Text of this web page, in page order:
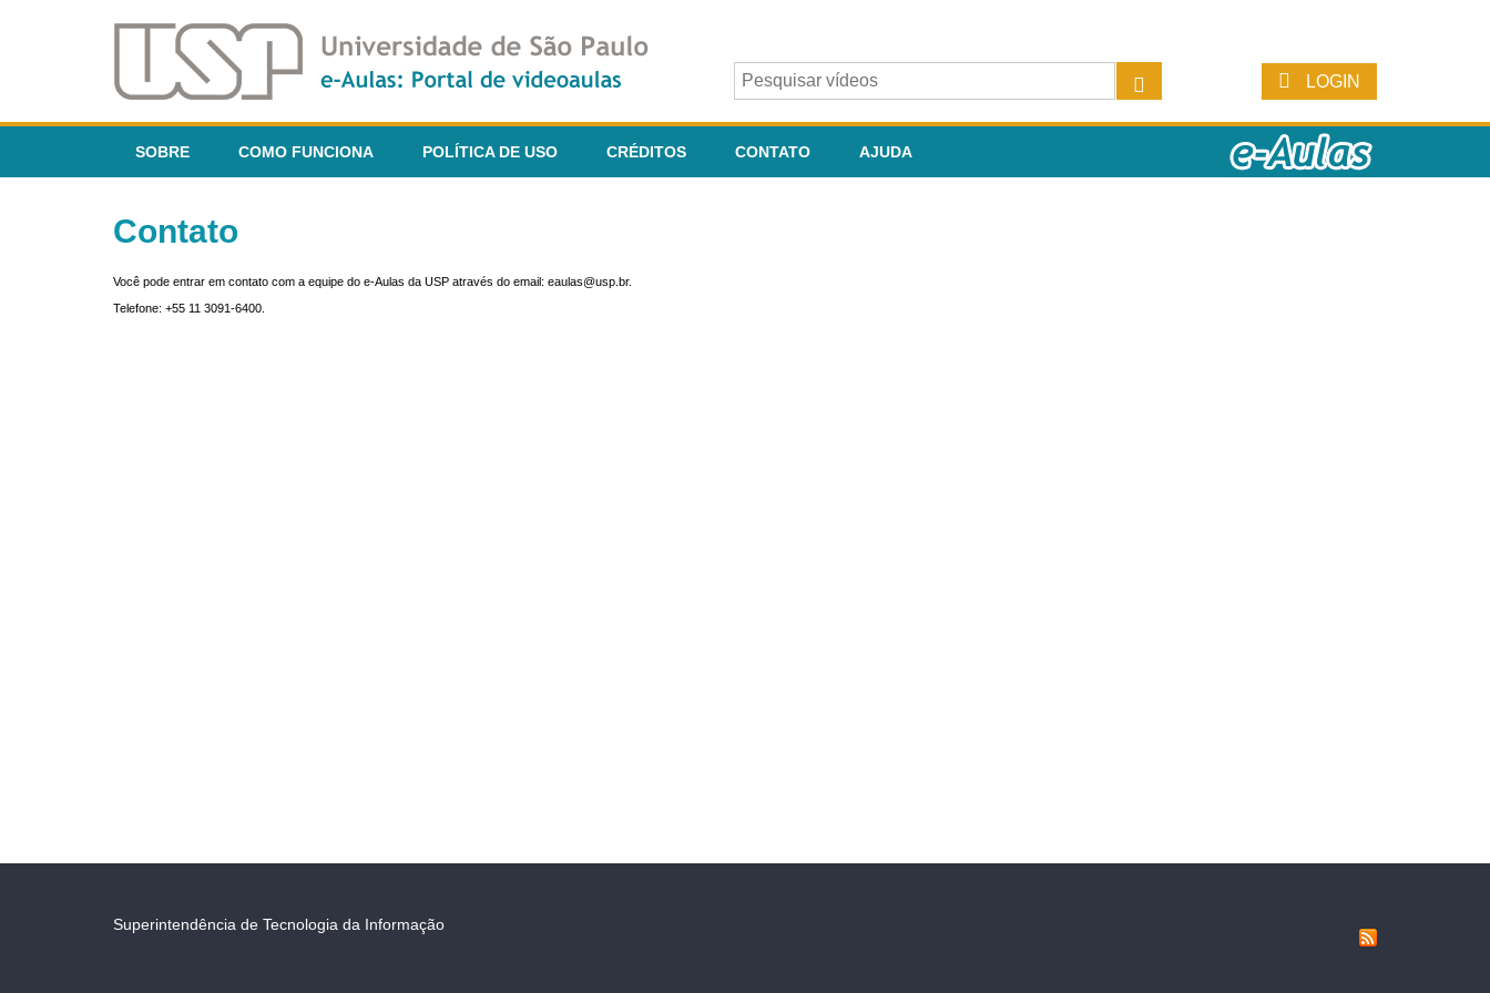
LOGIN
SOBRE COMO FUNCIONA POLÍTICA DE USO CRÉDITOS CONTATO AJUDA
Contato
Você pode entrar em contato com a equipe do e-Aulas da USP através do email: eaulas@usp.br.
Telefone: +55 11 3091-6400.
Superintendência de Tecnologia da Informação